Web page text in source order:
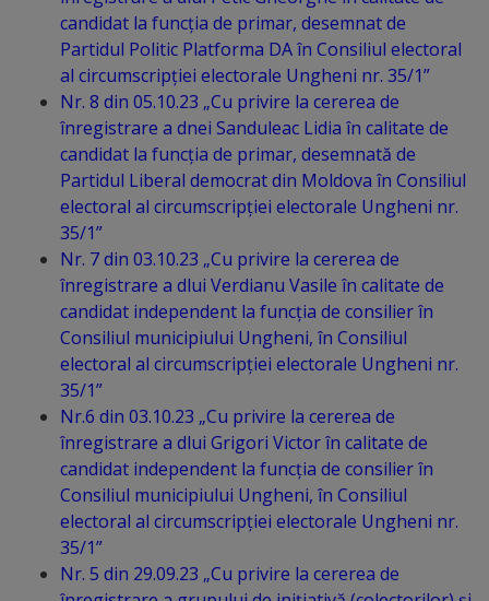
transport
public
Parcări
Date
de
contact
administrator
rute
Drumuri
și
străzi
Lista
străzilor
candidat la funcția de primar, desemnat de
Partidul Politic Platforma DA în Consiliul electoral
al circumscripției electorale Ungheni nr. 35/1”
Nr. 8 din 05.10.23 „Cu privire la cererea de
înregistrare a dnei Sanduleac Lidia în calitate de
candidat la funcția de primar, desemnată de
Partidul Liberal democrat din Moldova în Consiliul
electoral al circumscripției electorale Ungheni nr.
35/1”
Nr. 7 din 03.10.23 „Cu privire la cererea de
înregistrare a dlui Verdianu Vasile în calitate de
candidat independent la funcția de consilier în
Consiliul municipiului Ungheni, în Consiliul
electoral al circumscripției electorale Ungheni nr.
35/1”
Nr.6 din 03.10.23 „Cu privire la cererea de
înregistrare a dlui Grigori Victor în calitate de
candidat independent la funcția de consilier în
Consiliul municipiului Ungheni, în Consiliul
electoral al circumscripției electorale Ungheni nr.
35/1”
Nr. 5 din 29.09.23 „Cu privire la cererea de